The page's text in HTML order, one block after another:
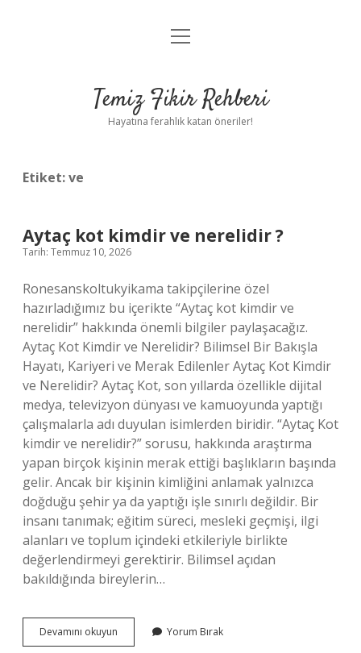
Anasayfa
Yasal Uyarı
menüyü
Temiz Fikir Rehberi
Hayatına ferahlık katan öneriler!
Etiket:ve
Aytaç kot kimdir ve nerelidir ?
Tarih: Temmuz 10, 2026
Ronesanskoltukyikama takipçilerine özel
hazırladığımız bu içerikte “Aytaç kot kimdir ve
nerelidir” hakkında önemli bilgiler paylaşacağız.
Aytaç Kot Kimdir ve Nerelidir? Bilimsel Bir Bakışla
Hayatı, Kariyeri ve Merak Edilenler Aytaç Kot Kimdir
ve Nerelidir? Aytaç Kot, son yıllarda özellikle dijital
medya, televizyon dünyası ve kamuoyunda yaptığı
çalışmalarla adı duyulan isimlerden biridir. “Aytaç Kot
kimdir ve nerelidir?” sorusu, hakkında araştırma
yapan birçok kişinin merak ettiği başlıkların başında
gelir. Ancak bir kişinin kimliğini anlamak yalnızca
doğduğu şehir ya da yaptığı işle sınırlı değildir. Bir
insanı tanımak; eğitim süreci, mesleki geçmişi, ilgi
alanları ve toplum içindeki etkileriyle birlikte
değerlendirmeyi gerektirir. Bilimsel açıdan
bakıldığında bireylerin…
Devamını okuyun
kot
Yorum Bırak